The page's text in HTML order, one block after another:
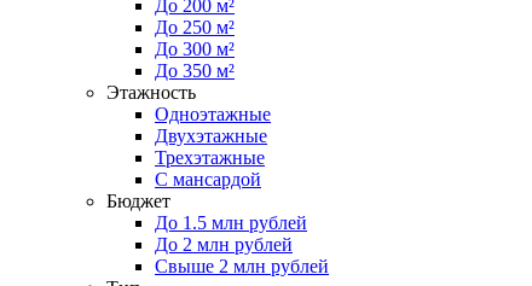
До 200 м²
До 250 м²
До 300 м²
До 350 м²
Этажность
Одноэтажные
Двухэтажные
Трехэтажные
С мансардой
Бюджет
До 1.5 млн рублей
До 2 млн рублей
Свыше 2 млн рублей